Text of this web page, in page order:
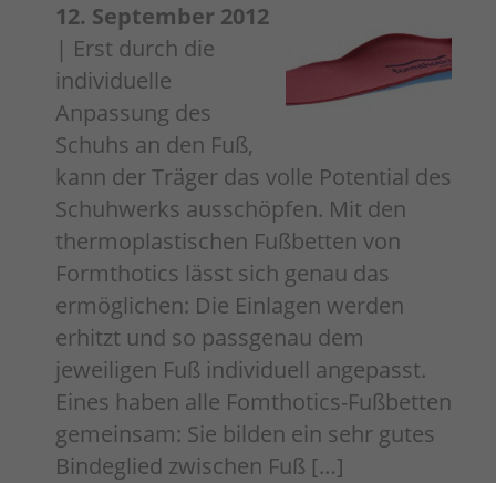
12. September 2012
| Erst durch die
individuelle
Anpassung des
Schuhs an den Fuß,
kann der Träger das volle Potential des
Schuhwerks ausschöpfen. Mit den
thermoplastischen Fußbetten von
Formthotics lässt sich genau das
ermöglichen: Die Einlagen werden
erhitzt und so passgenau dem
jeweiligen Fuß individuell angepasst.
Eines haben alle Fomthotics-Fußbetten
gemeinsam: Sie bilden ein sehr gutes
Bindeglied zwischen Fuß […]